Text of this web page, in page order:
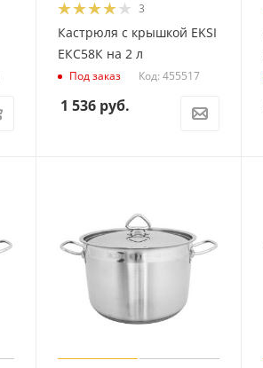
3
Кастрюля с крышкой EKSI
ЕКС58К на 2 л
Под заказ Код: 455517
1 536руб.